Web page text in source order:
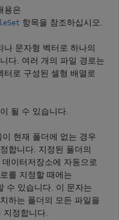
용은
항목을 참조하십시오.
문자형 벡터로 하나의
다. 여러 개의 파일 경로는
로 구성된 셀형 배열로
될 수 있습니다.
현재 폴더에 없는 경우
합니다. 지정된 폴더의
이터저장소에 자동으로
를 지정할 때에는
수 있습니다. 이 문자는
하는 폴더의 모든 파일을
정합니다.